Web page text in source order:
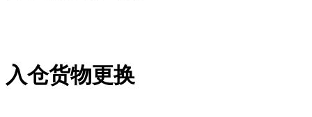
入仓货物更换